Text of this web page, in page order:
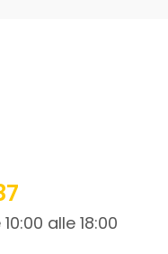
alle 18:00